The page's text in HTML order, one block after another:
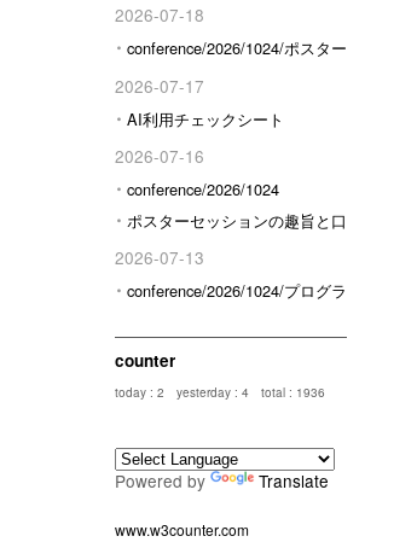
2026-07-18
conference/2026/1024/ポスター
発表予定の方へ
2026-07-17
AI利用チェックシート
2026-07-16
conference/2026/1024
ポスターセッションの趣旨と口
頭発表との区分けについて
2026-07-13
conference/2026/1024/プログラ
counter
today : 2 yesterday : 4 total : 1936
Powered by Translate
www.w3counter.com